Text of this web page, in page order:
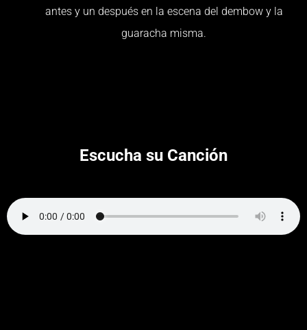
antes y un después en la escena del dembow y la
guaracha misma.
Escucha su Canción